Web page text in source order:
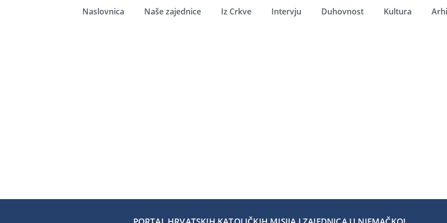
Naslovnica Naše zajednice Iz Crkve Intervju Duhovnost Kultura